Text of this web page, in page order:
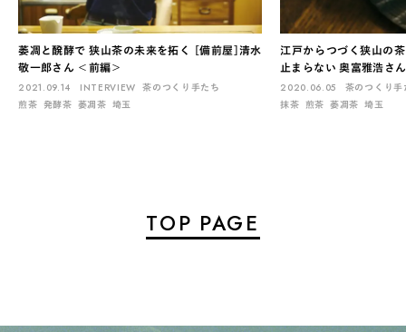
萎凋と醗酵で 狭山茶の未来を拓く ［備前屋］清水
敬一郎さん ＜前編＞
2021.09.14 INTERVIEW 茶のつくり手たち
煎茶 発酵茶 萎凋茶 埼玉
江戸からつづく狭山の
止まらない 奥富雅浩さ
2020.06.05
茶のつくり手
抹茶 煎茶 萎凋茶 埼玉
TOP PAGE